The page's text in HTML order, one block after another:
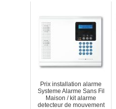
Prix installation alarme
Systeme Alarme Sans Fil
Maison / kit alarme
detecteur de mouvement